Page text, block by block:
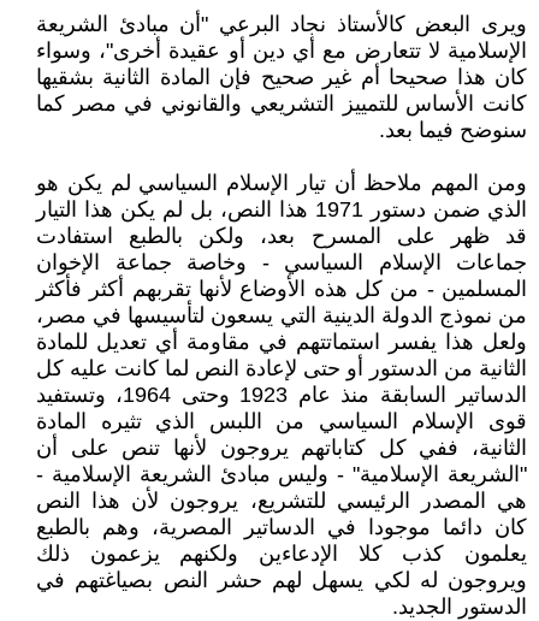
ويرى البعض كالأستاذ نجاد البرعي "أن مبادئ الشريعة
الإسلامية لا تتعارض مع أي دين أو عقيدة أخرى"، وسواء
كان هذا صحيحا أم غير صحيح فإن المادة الثانية بشقيها
كانت الأساس للتمييز التشريعي والقانوني في مصر كما
سنوضح فيما بعد.
ومن المهم ملاحظ أن تيار الإسلام السياسي لم يكن هو
الذي ضمن دستور 1971 هذا النص، بل لم يكن هذا التيار
قد ظهر على المسرح بعد، ولكن بالطبع استفادت
جماعات الإسلام السياسي - وخاصة جماعة الإخوان
المسلمين - من كل هذه الأوضاع لأنها تقربهم أكثر فأكثر
من نموذج الدولة الدينية التي يسعون لتأسيسها في مصر،
ولعل هذا يفسر استماتتهم في مقاومة أي تعديل للمادة
الثانية من الدستور أو حتى لإعادة النص لما كانت عليه كل
الدساتير السابقة منذ عام 1923 وحتى 1964، وتستفيد
قوى الإسلام السياسي من اللبس الذي تثيره المادة
الثانية، ففي كل كتاباتهم يروجون لأنها تنص على أن
"الشريعة الإسلامية" - وليس مبادئ الشريعة الإسلامية -
هي المصدر الرئيسي للتشريع، يروجون لأن هذا النص
كان دائما موجودا في الدساتير المصرية، وهم بالطبع
يعلمون كذب كلا الإدعاءين ولكنهم يزعمون ذلك
ويروجون له لكي يسهل لهم حشر النص بصياغتهم في
الدستور الجديد.